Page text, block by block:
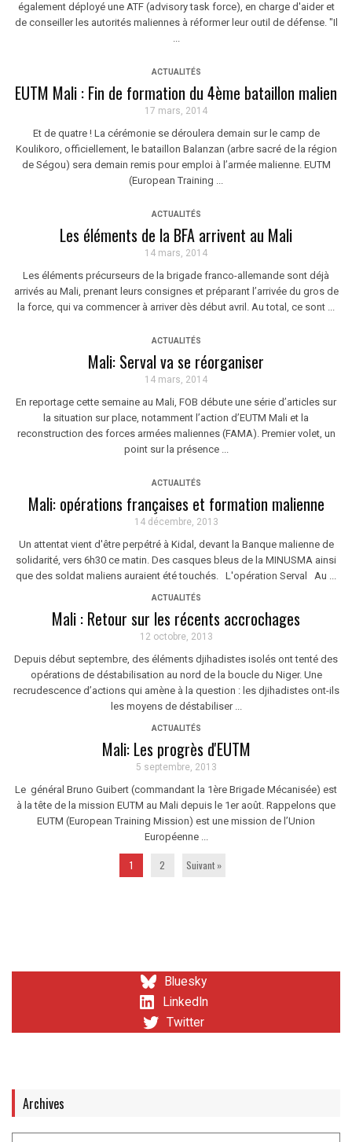
également déployé une ATF (advisory task force), en charge d'aider et
de conseiller les autorités maliennes à réformer leur outil de défense. "Il
...
ACTUALITÉS
EUTM Mali : Fin de formation du 4ème bataillon malien
17 mars, 2014
Et de quatre ! La cérémonie se déroulera demain sur le camp de
Koulikoro, officiellement, le bataillon Balanzan (arbre sacré de la région
de Ségou) sera demain remis pour emploi à l’armée malienne. EUTM
(European Training ...
ACTUALITÉS
Les éléments de la BFA arrivent au Mali
14 mars, 2014
Les éléments précurseurs de la brigade franco-allemande sont déjà
arrivés au Mali, prenant leurs consignes et préparant l’arrivée du gros de
la force, qui va commencer à arriver dès début avril. Au total, ce sont ...
ACTUALITÉS
Mali: Serval va se réorganiser
14 mars, 2014
En reportage cette semaine au Mali, FOB débute une série d’articles sur
la situation sur place, notamment l’action d’EUTM Mali et la
reconstruction des forces armées maliennes (FAMA). Premier volet, un
point sur la présence ...
ACTUALITÉS
Mali: opérations françaises et formation malienne
14 décembre, 2013
Un attentat vient d'être perpétré à Kidal, devant la Banque malienne de
solidarité, vers 6h30 ce matin. Des casques bleus de la MINUSMA ainsi
que des soldat maliens auraient été touchés. L'opération Serval Au ...
ACTUALITÉS
Mali : Retour sur les récents accrochages
12 octobre, 2013
Depuis début septembre, des éléments djihadistes isolés ont tenté des
opérations de déstabilisation au nord de la boucle du Niger. Une
recrudescence d’actions qui amène à la question : les djihadistes ont-ils
les moyens de déstabiliser ...
ACTUALITÉS
Mali: Les progrès d'EUTM
5 septembre, 2013
Le général Bruno Guibert (commandant la 1ère Brigade Mécanisée) est
à la tête de la mission EUTM au Mali depuis le 1er août. Rappelons que
EUTM (European Training Mission) est une mission de l’Union
Européenne ...
1 2 Suivant »
Bluesky
LinkedIn
Twitter
Archives